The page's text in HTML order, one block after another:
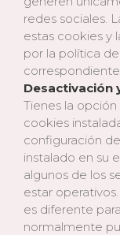
redes sociales.
estas cookies y
por la política
Desactivación
Tienes la
cookies
configuración
instalado en su
algunos de los
estar
es diferente
normalmente